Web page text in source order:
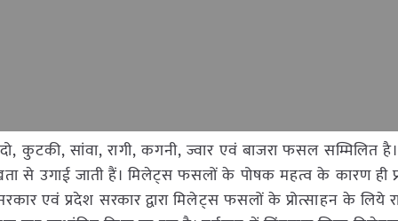
सांवा, रागी, कगनी, ज्वार एवं बाजरा फसल सम्मिलित है।
से उगाई जाती हैं। मिलेट्स फसलों के पोषक महत्व के कारण ही
सरकार एवं प्रदेश सरकार द्वारा मिलेट्स फसलों के प्रोत्साहन के लिये